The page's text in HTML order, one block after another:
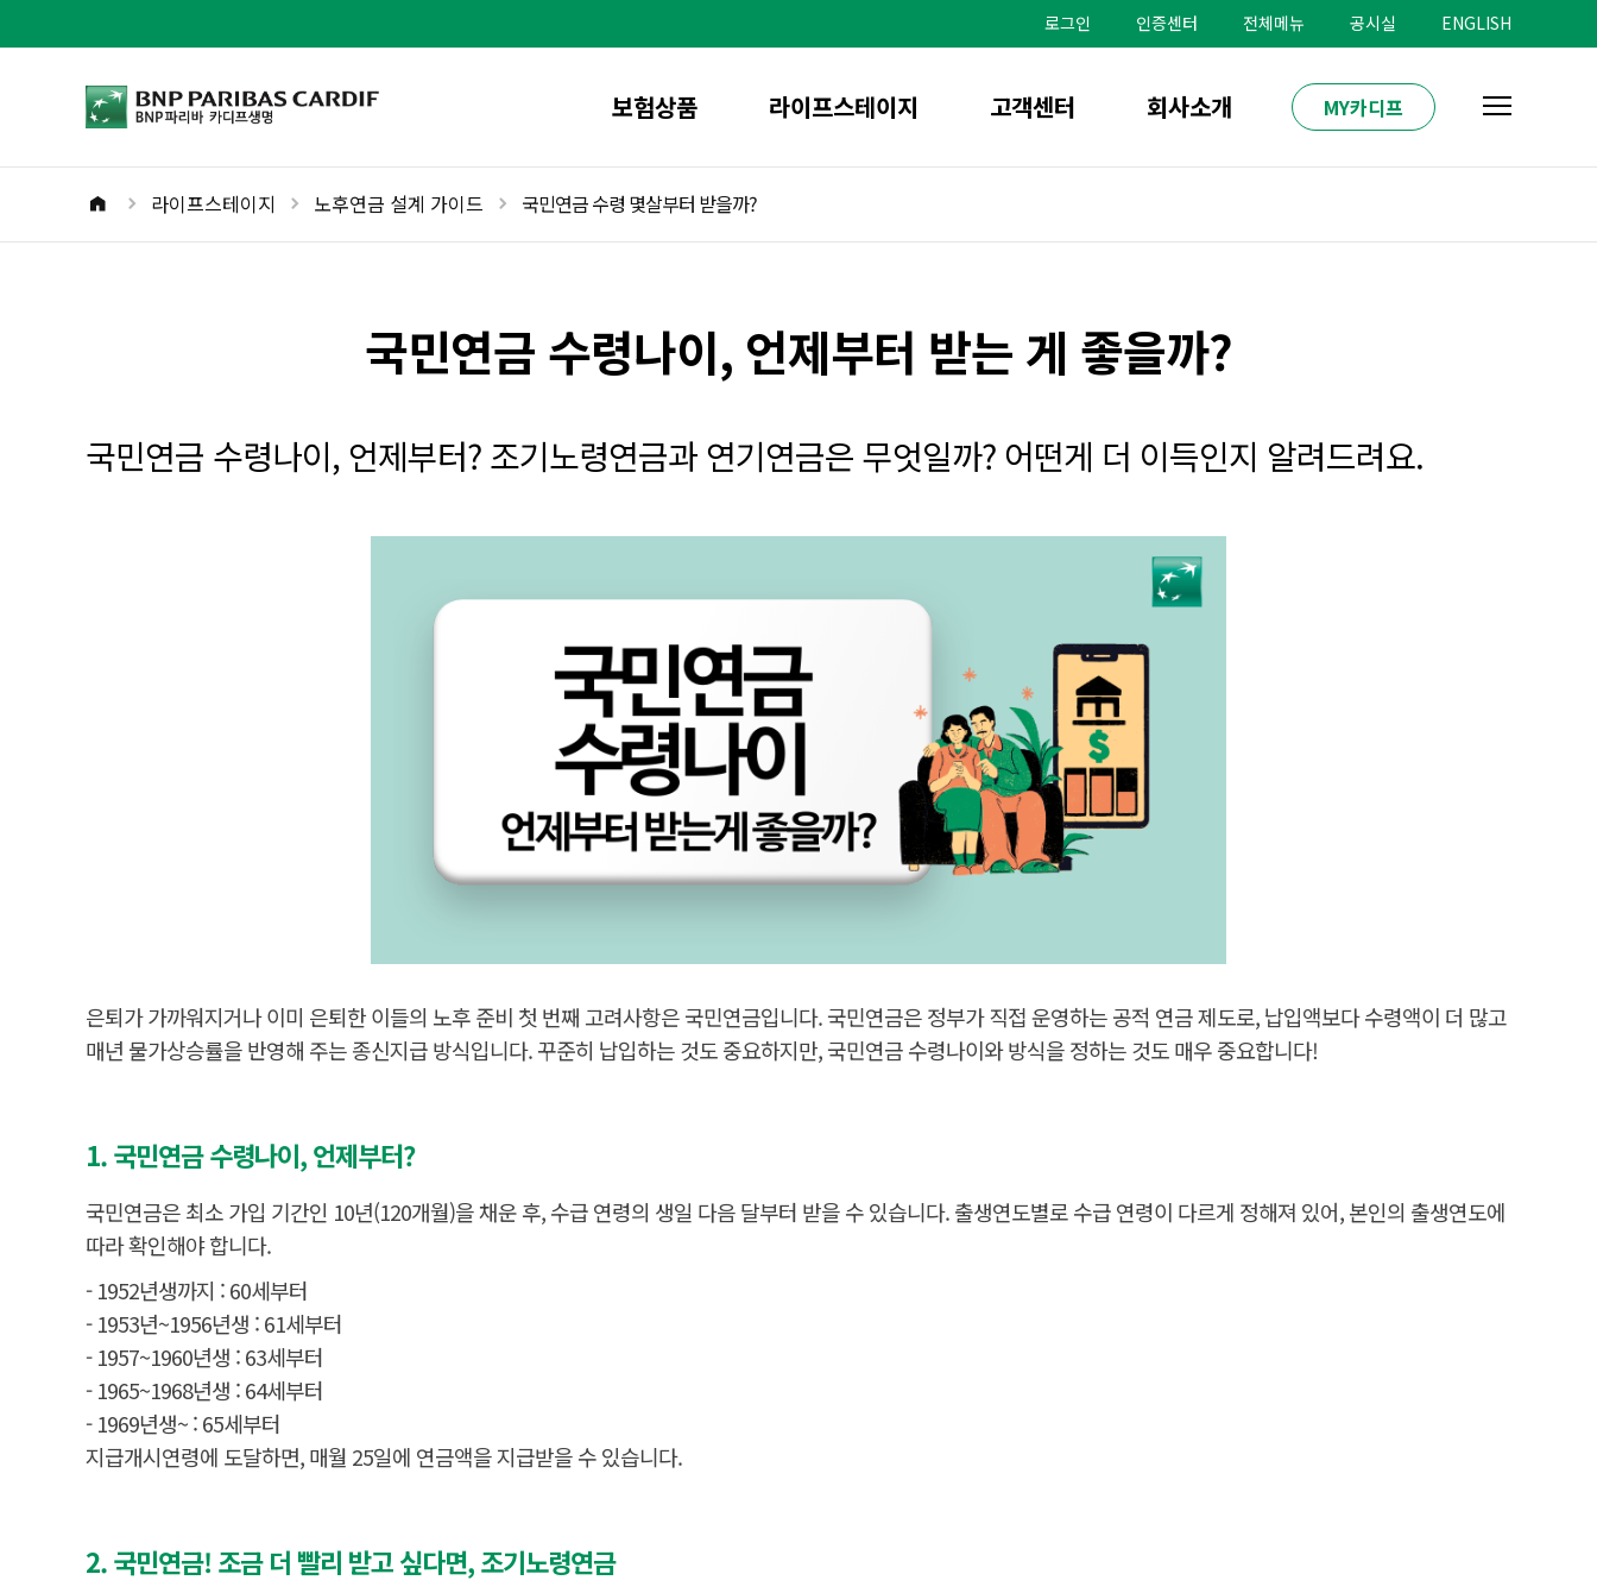
바
로그인 인증센터 전체메뉴 공시실 ENGLISH
bnpparibas로고 보험상품 라이프스테이지 고객센터 회사소개 MY카디프
홈버튼 라이프스테이지 노후연금 설계 가이드 국민연금 수령 몇살부터 받을까?
국민연금 수령나이, 언제부터 받는 게 좋을까?
국민연금 수령나이, 언제부터? 조기노령연금과 연기연금은 무엇일까? 어떤게 더 이득인지 알려드려요.
은퇴가 가까워지거나 이미 은퇴한 이들의 노후 준비 첫 번째 고려사항은 국민연금입니다. 국민연금은 정부가 직접 운영하는 공적 연금 제도로, 납입액보다 수령액이 더 많고
매년 물가상승률을 반영해 주는 종신지급 방식입니다. 꾸준히 납입하는 것도 중요하지만, 국민연금 수령나이와 방식을 정하는 것도 매우 중요합니다!
1. 국민연금 수령나이, 언제부터?
국민연금은 최소 가입 기간인 10년(120개월)을 채운 후, 수급 연령의 생일 다음 달부터 받을 수 있습니다. 출생연도별로 수급 연령이 다르게 정해져 있어, 본인의 출생연도에
따라 확인해야 합니다.
- 1952년생까지 : 60세부터
- 1953년~1956년생 : 61세부터
- 1957~1960년생 : 63세부터
- 1965~1968년생 : 64세부터
- 1969년생~ : 65세부터
지급개시연령에 도달하면, 매월 25일에 연금액을 지급받을 수 있습니다.
2. 국민연금! 조금 더 빨리 받고 싶다면, 조기노령연금